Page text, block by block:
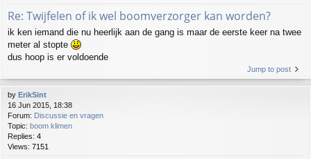
Re: Twijfelen of ik wel boomverzorger kan worden?
ik ken iemand die nu heerlijk aan de gang is maar de eerste keer na twee
meter al stopte
dus hoop is er voldoende
Jump to post
by ErikSint
16 Jun 2015, 18:38
Forum: Discussie en vragen
Topic: boom klimen
Replies: 4
Views: 7151